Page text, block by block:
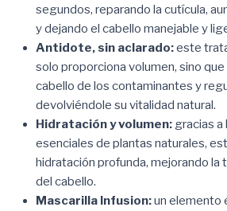
segundos, reparando la cutícula,
y dejando el cabello manejable y
Antidote, sin aclarado:este
solo proporciona volumen, sino
cabello de los contaminantes y
devolviéndole su vitalidad natural.
Hidratación y volumen: gracias a
esenciales de plantas naturales,
hidratación profunda, mejorando la
del cabello.
Mascarilla Infusion:un elemento